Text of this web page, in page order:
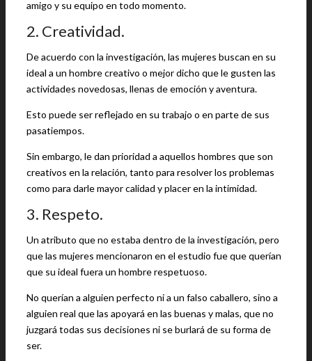
amigo y su equipo en todo momento.
2. Creatividad.
De acuerdo con la investigación, las mujeres buscan en su
ideal a un hombre creativo o mejor dicho que le gusten las
actividades novedosas, llenas de emoción y aventura.
Esto puede ser reflejado en su trabajo o en parte de sus
pasatiempos.
Sin embargo, le dan prioridad a aquellos hombres que son
creativos en la relación, tanto para resolver los problemas
como para darle mayor calidad y placer en la intimidad.
3. Respeto.
Un atributo que no estaba dentro de la investigación, pero
que las mujeres mencionaron en el estudio fue que querían
que su ideal fuera un hombre respetuoso.
No querían a alguien perfecto ni a un falso caballero, sino a
alguien real que las apoyará en las buenas y malas, que no
juzgará todas sus decisiones ni se burlará de su forma de
ser.